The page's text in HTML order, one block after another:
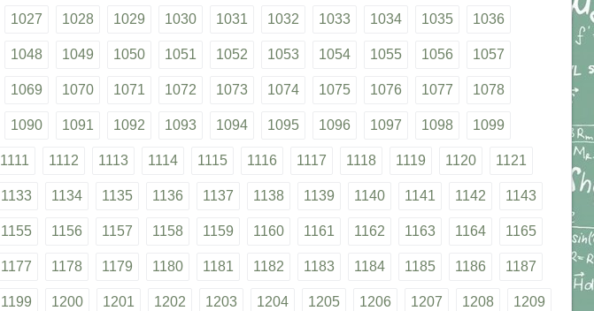
1027 1028 1029 1030 1031 1032 1033 1034 1035 1036
1048 1049 1050 1051 1052 1053 1054 1055 1056 1057
1069 1070 1071 1072 1073 1074 1075 1076 1077 1078
1090 1091 1092 1093 1094 1095 1096 1097 1098 1099
1111 1112 1113 1114 1115 1116 1117 1118 1119 1120 1121
1133 1134 1135 1136 1137 1138 1139 1140 1141 1142 1143
1155 1156 1157 1158 1159 1160 1161 1162 1163 1164 1165
1177 1178 1179 1180 1181 1182 1183 1184 1185 1186 1187
1199 1200 1201 1202 1203 1204 1205 1206 1207 1208 1209